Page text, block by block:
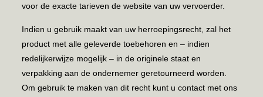
voor de exacte tarieven de website van uw vervoerder.
Indien u gebruik maakt van uw herroepingsrecht, zal het
product met alle geleverde toebehoren en – indien
redelijkerwijze mogelijk – in de originele staat en
verpakking aan de ondernemer geretourneerd worden.
Om gebruik te maken van dit recht kunt u contact met ons